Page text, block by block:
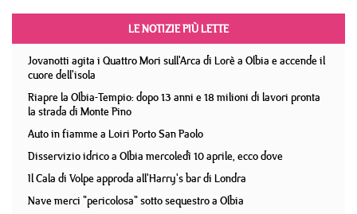
LE NOTIZIE PIÙ LETTE
Jovanotti agita i Quattro Mori sull'Arca di Lorè a Olbia e accende il
cuore dell'isola
Riapre la Olbia-Tempio: dopo 13 anni e 18 milioni di lavori pronta
la strada di Monte Pino
Auto in fiamme a Loiri Porto San Paolo
Disservizio idrico a Olbia mercoledì 10 aprile, ecco dove
Il Cala di Volpe approda all'Harry's bar di Londra
Nave merci "pericolosa" sotto sequestro a Olbia